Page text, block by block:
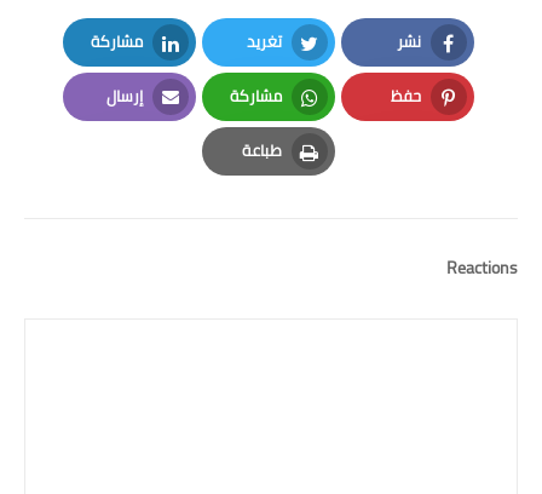
نشر
Facebook
تغريد
Twitter
مشاركة
LinkedIn
حفظ
Pinterest
مشاركة
Whatsapp
إرسال
Email
طباعة
Print
Reactions